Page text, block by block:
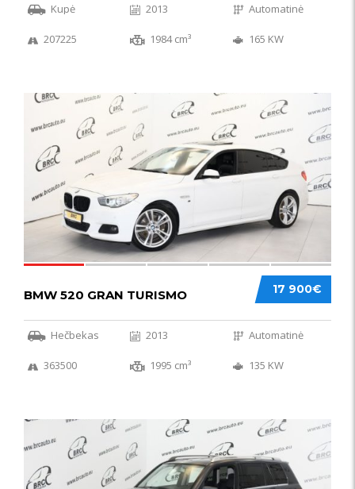
Kupė 2013 Automatinė
207225 1984 cm³ 165 KW
17 900€
BMW 520 GRAN TURISMO
Hečbekas 2013 Automatinė
363500 1995 cm³ 135 KW
IŠSKIRTINIS